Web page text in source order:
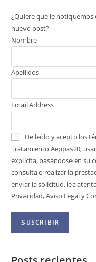
¿Quiere que le notiquemos
nuevo post?
Nombre
Apellidos
Email Address
He leído y acepto los
Tratamiento Aeppas20,
explícita, basándose en su
consulta o realizar la
enviar la solicitud, lea
Privacidad, Aviso Legal y